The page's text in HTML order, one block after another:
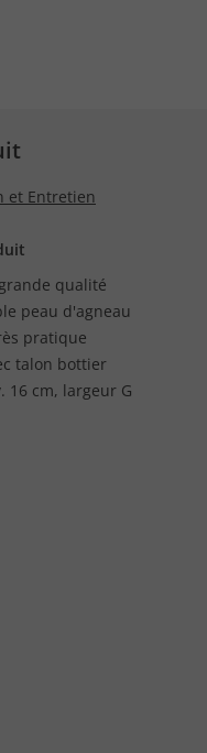
et Entretien
qualité
peau d'agneau
pratique
talon bottier
16 cm, largeur G